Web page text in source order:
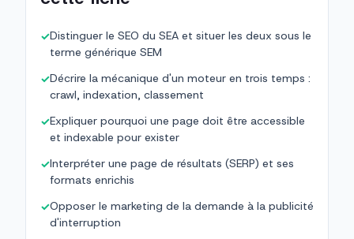
✓Distinguer le SEO du SEA et situer les deux sous le
terme générique SEM
✓Décrire la mécanique d'un moteur en trois temps :
crawl, indexation, classement
✓Expliquer pourquoi une page doit être accessible
et indexable pour exister
✓Interpréter une page de résultats (SERP) et ses
formats enrichis
✓Opposer le marketing de la demande à la publicité
d'interruption